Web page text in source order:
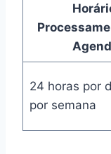
24 horas por
por semana